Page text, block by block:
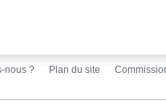
nous ? Plan du site